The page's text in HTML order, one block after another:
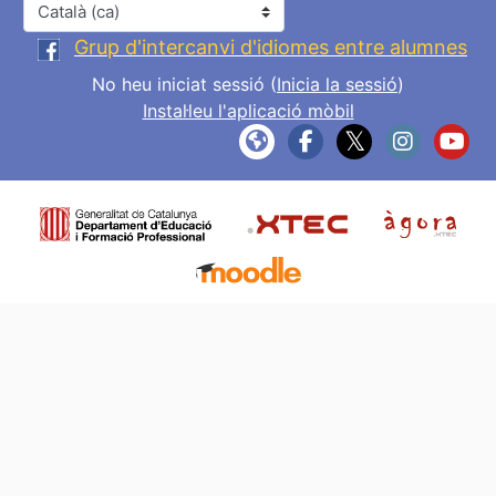
Idioma
Grup d'intercanvi d'idiomes entre alumnes
No heu iniciat sessió (Inicia la sessió)
Instal·leu l'aplicació mòbil